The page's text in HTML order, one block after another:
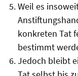
Weil es
konkreten Tat
bestimmt
Jedoch bleibt